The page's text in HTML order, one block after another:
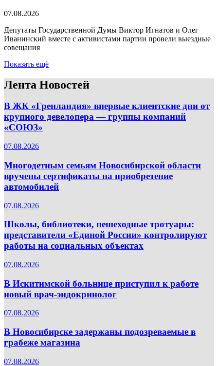
07.08.2026
Депутаты Государственной Думы Виктор Игнатов и Олег
Иванинский вместе с активистами партии провели выездные
совещания
Показать ещё
Лента Новостей
В ЖК «Гренландия» впервые клиентские дни от
крупного девелопера — группы компаний
«СОЮЗ»
07.08.2026
Многодетным семьям Новосибирской области
вручены сертификаты на приобретение
автомобилей
07.08.2026
Школы, библиотеки, пешеходные тротуары:
представители «Единой России» контролируют
работы на социальных объектах
07.08.2026
В Искитимской больнице приступил к работе
новый врач-эндокринолог
07.08.2026
В Новосибирске задержаны подозреваемые в
грабеже магазина
07.08.2026